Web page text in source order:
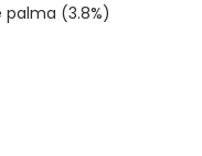
(3.8%)